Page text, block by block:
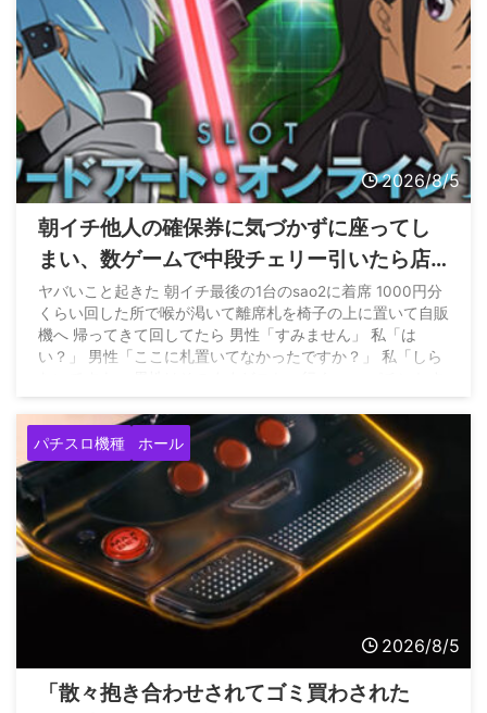
2026/8/5
朝イチ他人の確保券に気づかずに座ってし
まい、数ゲームで中段チェリー引いたら店
員に代われと言われてしまったのだが
ヤバいこと起きた 朝イチ最後の1台のsao2に着席 1000円分
くらい回した所で喉が渇いて離席札を椅子の上に置いて自販
機へ 帰ってきて回してたら 男性「すみません」 私「は
い？」 男性「ここに札置いてなかったですか？」 私「しら
パチスロ機種 ホール
2026/8/5
「散々抱き合わせされてゴミ買わされた